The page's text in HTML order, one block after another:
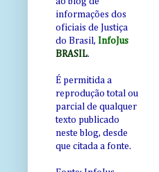
informações dos
oficiais de Justiça
do Brasil, InfoJus
BRASIL.
É permitida a
reprodução total ou
parcial de qualquer
texto publicado
neste blog, desde
que citada a fonte.